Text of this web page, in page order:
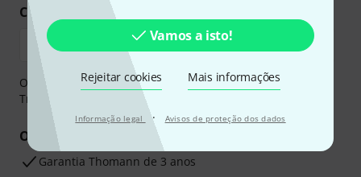
Vamos a isto!
Rejeitar cookies Mais informações
Informação legal · Avisos de proteção dos dados
Compre e pague em segurança
O pagamento pode ser feito de forma segura através de
Transferência bancária, PayPal ou Cartão de crédito.
Os seus benefícios
Garantia Thomann de 3 anos